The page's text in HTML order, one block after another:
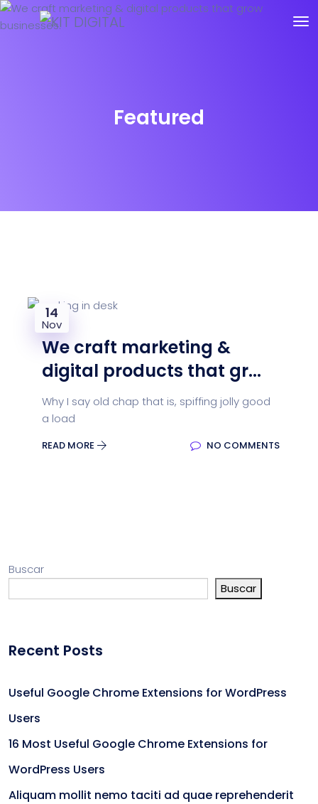
Featured
14
Nov
We craft marketing &
digital products that gr...
Why I say old chap that is, spiffing jolly good
a load
READ MORE NO COMMENTS
Buscar
Buscar
Recent Posts
Useful Google Chrome Extensions for WordPress
Users
16 Most Useful Google Chrome Extensions for
WordPress Users
Aliquam mollit nemo taciti ad quae reprehenderit